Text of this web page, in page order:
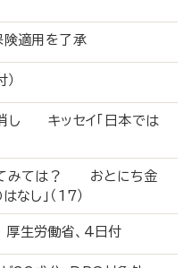
険適用を了承
付）
し キッセイ「日本では
てみては？ おとにち金
し」（17）
生労働省、4日付